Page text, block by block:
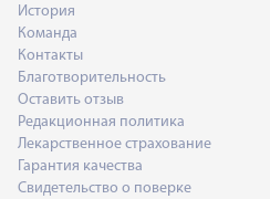
История
Команда
Контакты
Благотворительность
Оставить отзыв
Редакционная политика
Лекарственное страхование
Гарантия качества
Свидетельство о поверке